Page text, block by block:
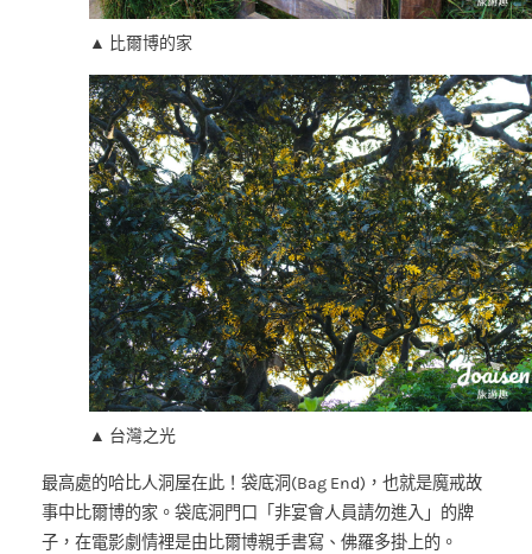
▲ 比爾博的家
▲ 台灣之光
最高處的哈比人洞屋在此！袋底洞(Bag End)，也就是魔戒故
事中比爾博的家。袋底洞門口「非宴會人員請勿進入」的牌
子，在電影劇情裡是由比爾博親手書寫、佛羅多掛上的。